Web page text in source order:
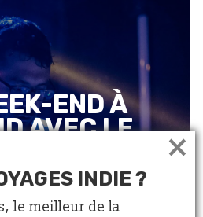
END À
AVEC LE
min. parIndie Guides
INDIE ?
le meilleur de la
×